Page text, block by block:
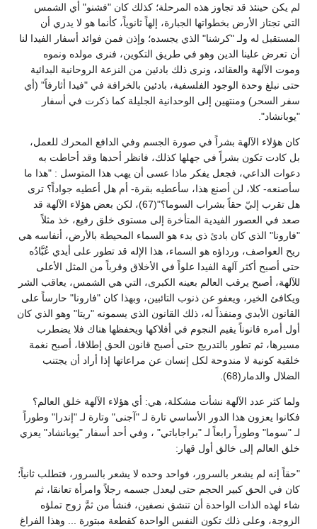
لم يكن حينئذ قد تجاوز هذه المرحلة؛ كذلك كان "فشنو" أي الشمس
التي تجتاز الأرض بخطواتها الجبارة، إلهاً ثانوياً، كأنما هو لا يدري أن
المستقبل له ولـ "كرشنا" الذي يجسده؛ وإذن فمن فوائد أسفار الفيدا لنا
أن تعرض علينا الدين وهو في طريق التكوين، فنرى مولده ونموه
وموت الآلهة والعقائد، ونرى ذلك بادئين من النزعة الروحانية البدائية
حتى نبلغ وحدة الوجود الفلسفية، بادئين بالخرافة في "فيدا أثارفاً" (أي
سفر السحر) ومنتهين إلى الوحدانية الجليلة كما ذكرت في أسفار
"يوبانشاد".
كان هؤلاء الآلهة بشراً في صورة الجسم وفي الدافع المحرك للعمل،
بل كادت تكون بشراً في جهلها كذلك، فانظر أحدها وقد أحاطت به
دعوات الداعي، فجعل يفكر ماذا عسى أن يهب هذا المتوسل : "هذا ما
سأصنعه- كلا، لن أصنع هذا، سأعطيه بقرة- أم هل أعطيه جواداً؟ ترى
هل تقرب إليّ حقاً بشراب السوما؟"(67)، لكن بعض هؤلاء الآلهة قد
صعد في العصور الفيدية المتأخرة إلى مستوى خلق رفيع، خذ مثلاً
"فارونا" الذي كان بادئ ذي بدء هو السماء المحيطة بالأرض، أنفاسه هي
ريح العواصف، ورداؤه هو السماء، هذا الإله قد تطور على أيدي عُبَّادُه
حتى أصبح أكثر آلهة الفيدا علواً في الأخلاق وقرباً من المثل الأعلى
للآلهة، أصبح يرقب العالم بعينه الكبرى، التي هي الشمس، يعاقب الشر
ويكافئ الخير، ويعفو عن ذنوب التائبين، وبهذا كان "فارونا" حارساً على
القانون الأبدي ومنفذاً له، ذلك القانون الذي يسمونه "ريتا" وهو الذي كان
أول أمره قانوناً يقيم النجوم في أفلاكها ويحفظها هناك فلا يضطرب
مسيرها، ثم تطور بالتدريج حتى أصبح قانون الحق إطلاقا، أصبح نغمة
خلقية كونية لا مندوحة لكل إنسان عن مراعاتها إذا أراد أن يجتنب
الضلال والدمار(68).
ولما كثر عدد الآلهة نشأت مشكلة، هي: أي هؤلاء الآلهة خلق العالم؟
فكانوا يعزون هذا الدور الأساسي تارة لـ "آجنى" وتارة لـ "إندرا" وطوراً
لـ "سوما" وطوراً رابعاً لـ "براجاباتي" ، وفي أحد أسفار "يوبانشاد" يعزي
خلق العالم إلى خالق أول قهار:
"حقاً إنه لم يشعر بالسرور، فواحد وحده لا يشعر بالسرور، فتطلب ثانياً؛
كان في الحق كبير الحجم حتى ليعدل جسمه رجلاً وامرأة تعانقا، ثم
شاء لهذه الذات الواحدة أن تنشق نصفين، فنشأ من ثمَّ زوج تملؤه
الزوجة، وعلى ذلك تكون النفس الواحدة كقطعة مبتورة ... وهذا الفراغ